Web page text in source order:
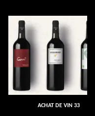
ACHAT DE VIN 33